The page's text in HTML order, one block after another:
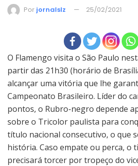
Por jornalslz 25/02/2021
O Flamengo visita o São Paulo
partir das 21h30 (horário de
alcançar uma vitória que lhe
Campeonato Brasileiro. Líder do
pontos, o Rubro-negro depende
sobre o Tricolor paulista para
título nacional consecutivo, o que
história. Caso empate ou perca, o
precisará torcer por tropeço do